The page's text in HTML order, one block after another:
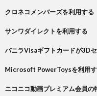
クロネコメンバーズを利用する
サンワダイレクトを利用する
バニラVisaギフトカードが3D
Microsoft PowerToysを利用
ニコニコ動画プレミアム会員の